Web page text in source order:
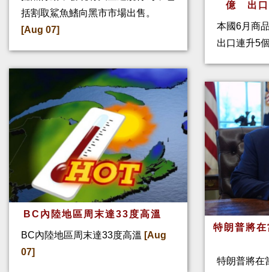
括割取鯊魚鰭向黑市市場出售。
[Aug 07]
BC內陸地區周末達33度高溫
BC內陸地區周末達33度高溫 [Aug
07]
億 出口
本國6月商
出口連升5
特朗普將
特朗普將在